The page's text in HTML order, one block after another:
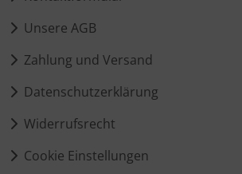
Unsere AGB
Zahlung und Versand
Datenschutzerklärung
Widerrufsrecht
Cookie Einstellungen